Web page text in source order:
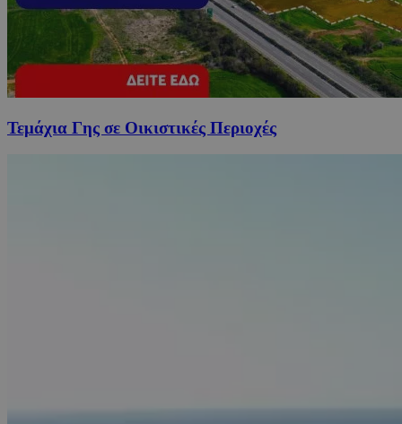
Τεμάχια Γης σε Οικιστικές Περιοχές